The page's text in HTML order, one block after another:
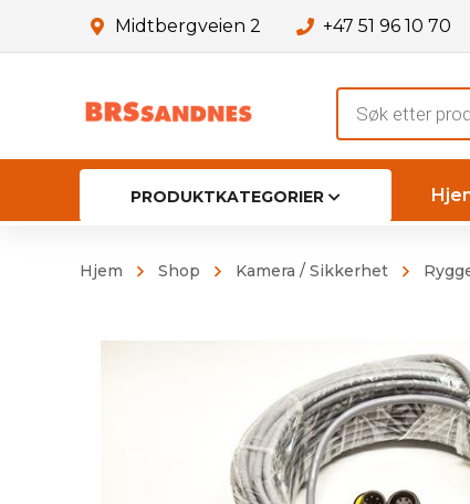
Midtbergveien 2 +47 51 96 10 70
search
PRODUKTKATEGORIER
Hjem Shop Kamera / Sikkerhet